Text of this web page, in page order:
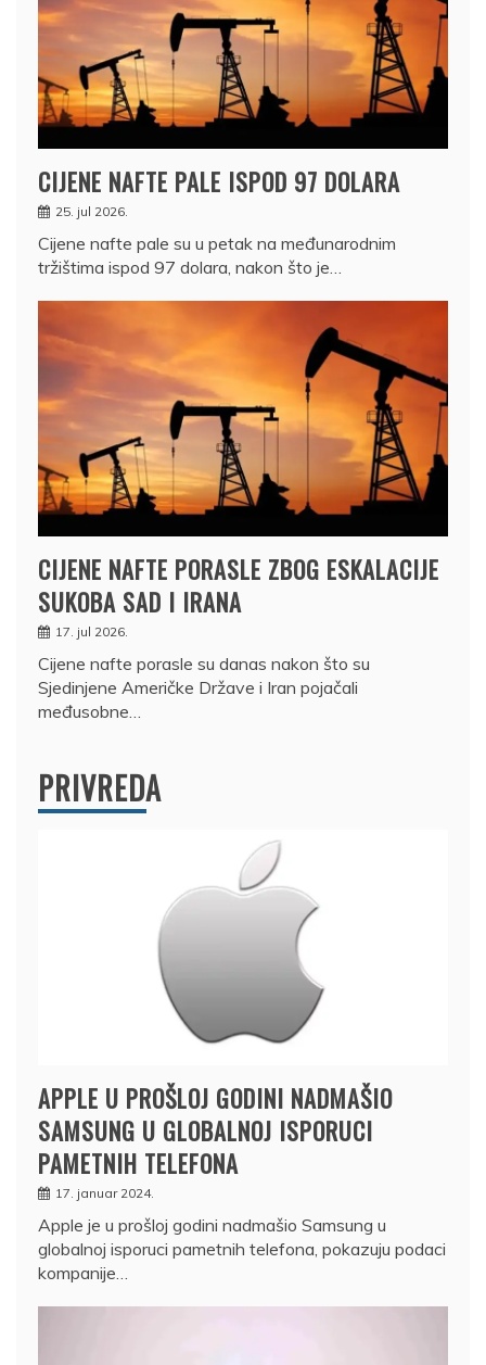
CIJENE NAFTE PALE ISPOD 97 DOLARA
25. jul 2026.
Cijene nafte pale su u petak na međunarodnim
tržištima ispod 97 dolara, nakon što je…
CIJENE NAFTE PORASLE ZBOG ESKALACIJE
SUKOBA SAD I IRANA
17. jul 2026.
Cijene nafte porasle su danas nakon što su
Sjedinjene Američke Države i Iran pojačali
međusobne…
PRIVREDA
APPLE U PROŠLOJ GODINI NADMAŠIO
SAMSUNG U GLOBALNOJ ISPORUCI
PAMETNIH TELEFONA
17. januar 2024.
Apple je u prošloj godini nadmašio Samsung u
globalnoj isporuci pametnih telefona, pokazuju podaci
kompanije…